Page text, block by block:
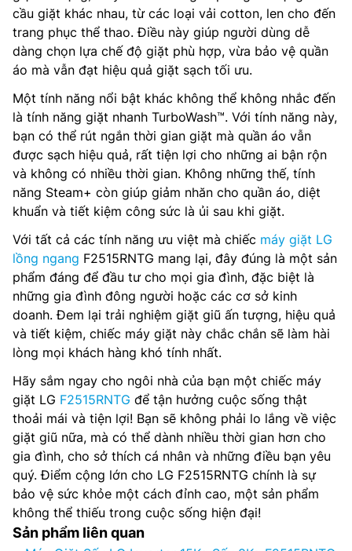
cầu giặt khác nhau, từ các loại vải cotton, len cho đến
trang phục thể thao. Điều này giúp người dùng dễ
dàng chọn lựa chế độ giặt phù hợp, vừa bảo vệ quần
áo mà vẫn đạt hiệu quả giặt sạch tối ưu.
Một tính năng nổi bật khác không thể không nhắc đến
là tính năng giặt nhanh TurboWash™. Với tính năng này,
bạn có thể rút ngắn thời gian giặt mà quần áo vẫn
được sạch hiệu quả, rất tiện lợi cho những ai bận rộn
và không có nhiều thời gian. Không những thế, tính
năng Steam+ còn giúp giảm nhăn cho quần áo, diệt
khuẩn và tiết kiệm công sức là ủi sau khi giặt.
Với tất cả các tính năng ưu việt mà chiếc máy giặt LG
lồng ngang F2515RNTG mang lại, đây đúng là một sản
phẩm đáng để đầu tư cho mọi gia đình, đặc biệt là
những gia đình đông người hoặc các cơ sở kinh
doanh. Đem lại trải nghiệm giặt giũ ấn tượng, hiệu quả
và tiết kiệm, chiếc máy giặt này chắc chắn sẽ làm hài
lòng mọi khách hàng khó tính nhất.
Hãy sắm ngay cho ngôi nhà của bạn một chiếc máy
giặt LG F2515RNTG để tận hưởng cuộc sống thật
thoải mái và tiện lợi! Bạn sẽ không phải lo lắng về việc
giặt giũ nữa, mà có thể dành nhiều thời gian hơn cho
gia đình, cho sở thích cá nhân và những điều bạn yêu
quý. Điểm cộng lớn cho LG F2515RNTG chính là sự
bảo vệ sức khỏe một cách đỉnh cao, một sản phẩm
không thể thiếu trong cuộc sống hiện đại!
Sản phẩm liên quan